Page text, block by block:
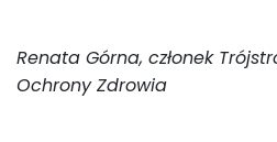
Renata Górna, członek
Ochrony Zdrowia